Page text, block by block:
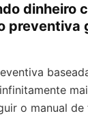
dinheiro
preventiva
o manual